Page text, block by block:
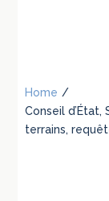
Home /
Conseil
terrains,